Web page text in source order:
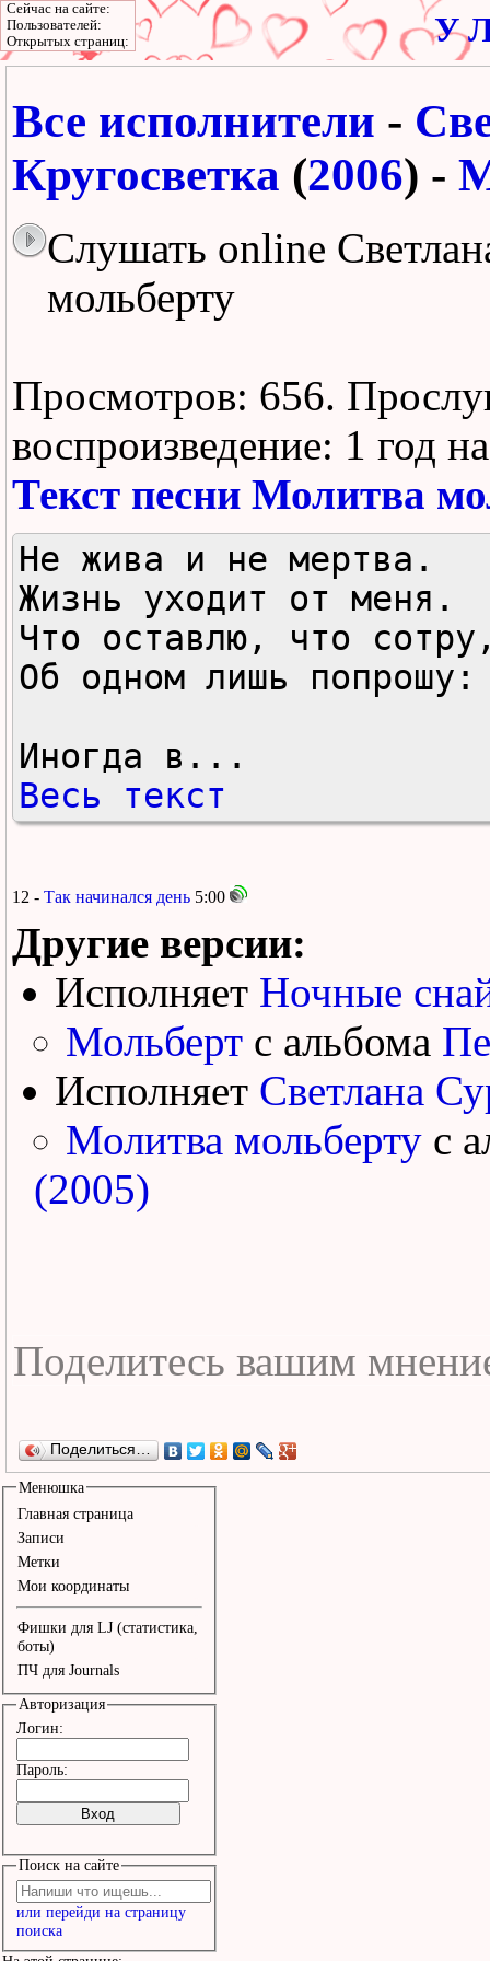
У
Все исполнители -
Кругосветка (2006) -
Слушать online
мольберту
Просмотров: 656.
воспроизведение: 1 год
Текст песни Молитва
Не жива и не мертва.
Жизнь уходит от меня.
Что оставлю, что
Об одном лишь попрошу:
Иногда в...
Весь текст
12 - Так начинался день 5:00
Другие версии:
Исполняет Ночные
Мольберт с альбома
Исполняет Светлана
Молитва мольберту с
(2005)
Поделиться…
Менюшка
Главная страница
Записи
Метки
Мои координаты
Фишки для LJ (статистика,
боты)
ПЧ для Journals
Авторизация
Логин:
Пароль:
Поиск на сайте
или перейди на страницу
поиска
Сейчас на сайте:
Пользователей:
Открытых страниц: